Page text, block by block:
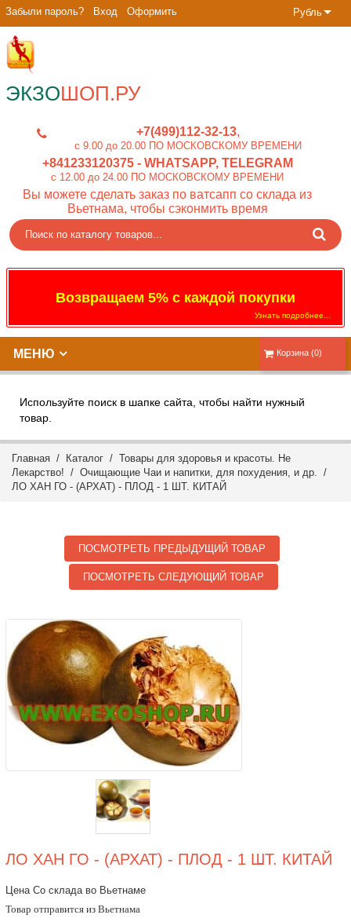
Рубль
Забыли пароль? Вход Оформить
ЭКЗОШОП.РУ
+7(499)112-32-13
c 9.00 до 20.00 ПО МОСКОВСКОМУ ВРЕМЕНИ
+841233120375- WHATSAPP, TELEGRAM
c 12.00 до 24.00 ПО МОСКОВСКОМУ ВРЕМЕНИ
Вы можете сделать заказ по ватсапп со склада из
Вьетнама, чтобы сэконмить время
Возвращаем 5% с каждой покупки
Узнать подробнее...
Корзина (0)
МЕНЮ
Используйте поиск в шапке сайта, чтобы найти нужный
товар.
Главная / Каталог / Товары для здоровья и красоты. Не
Лекарство! / Очищающие Чаи и напитки, для похудения, и др. /
ЛО ХАН ГО - (АРХАТ) - ПЛОД - 1 ШТ. КИТАЙ
ПОСМОТРЕТЬ ПРЕДЫДУЩИЙ ТОВАР
ПОСМОТРЕТЬ СЛЕДУЮЩИЙ ТОВАР
ЛО ХАН ГО - (АРХАТ) - ПЛОД - 1 ШТ. КИТАЙ
Цена Со склада во Вьетнаме
Товар отправится из Вьетнама